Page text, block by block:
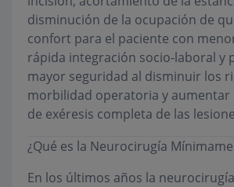
disminución de la ocupación de
confort para el paciente con
rápida integración socio-laboral y
mayor seguridad al disminuir los
morbilidad operatoria y aumentar
de exéresis completa de las
¿Qué es la Neurocirugía
En los últimos años la